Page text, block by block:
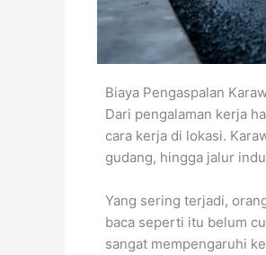
Biaya Pengaspalan
Dari pengalaman kerja
cara kerja di lokasi.
gudang, hingga jalur
Yang sering terjadi,
baca seperti itu belum
sangat mempengaruhi